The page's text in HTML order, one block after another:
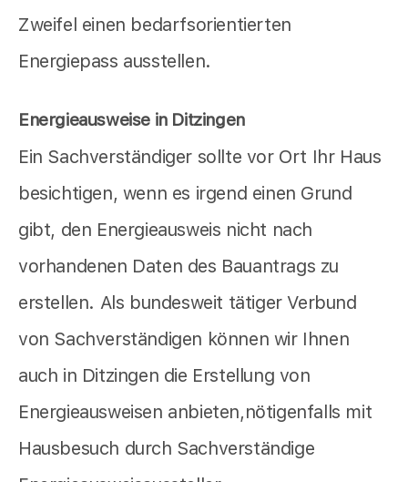
Zweifel einen bedarfsorientierten
Energiepass ausstellen.
Energieausweise in Ditzingen
Ein Sachverständiger sollte vor Ort Ihr Haus
besichtigen, wenn es irgend einen Grund
gibt, den Energieausweis nicht nach
vorhandenen Daten des Bauantrags zu
erstellen. Als bundesweit tätiger Verbund
von Sachverständigen können wir Ihnen
auch in Ditzingen die Erstellung von
Energieausweisen anbieten,nötigenfalls mit
Hausbesuch durch Sachverständige